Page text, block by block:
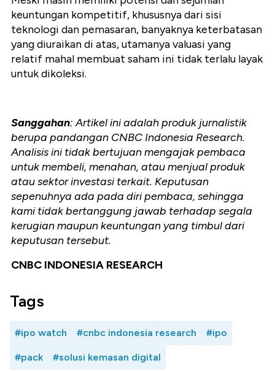
keuntungan kompetitif, khususnya dari sisi
teknologi dan pemasaran, banyaknya keterbatasan
yang diuraikan di atas, utamanya valuasi yang
relatif mahal membuat saham ini tidak terlalu layak
untuk dikoleksi.
Sanggahan: Artikel ini adalah produk jurnalistik
berupa pandangan CNBC Indonesia Research.
Analisis ini tidak bertujuan mengajak pembaca
untuk membeli, menahan, atau menjual produk
atau sektor investasi terkait. Keputusan
sepenuhnya ada pada diri pembaca, sehingga
kami tidak bertanggung jawab terhadap segala
kerugian maupun keuntungan yang timbul dari
keputusan tersebut.
CNBC INDONESIA RESEARCH
Tags
#ipo watch #cnbc indonesia research #ipo
#pack #solusi kemasan digital